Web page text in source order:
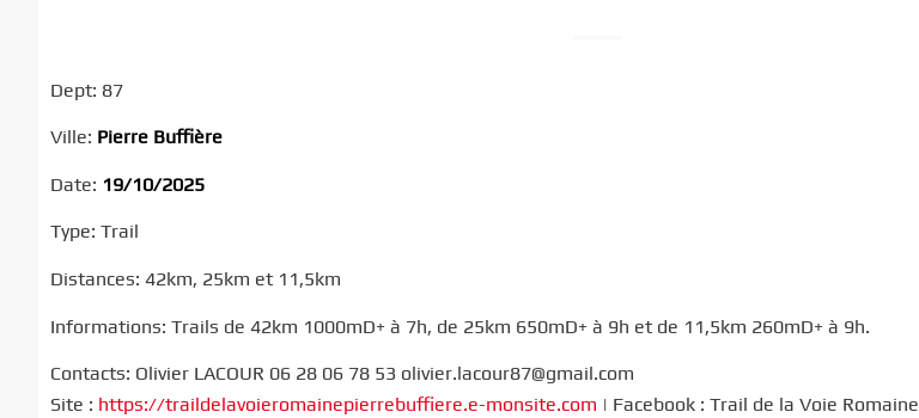
Dept: 87
Ville: Pierre Buffière
Date: 19/10/2025
Type: Trail
Distances: 42km, 25km et 11,5km
Informations: Trails de 42km 1000mD+ à 7h, de 25km 650mD+ à 9h et de 11,5km 260mD+ à 9h.
Contacts: Olivier LACOUR 06 28 06 78 53 olivier.lacour87@gmail.com
Site : https://traildelavoieromainepierrebuffiere.e-monsite.com | Facebook : Trail de la Voie Romaine